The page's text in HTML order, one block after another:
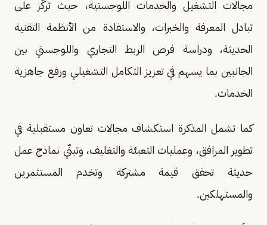
مجالات التشغيل والخدمات اللوجستية، حيث تركّز على
تبادل المعرفة والخبرات، والاستفادة من الأنظمة التقنية
الحديثة، ودراسة فرص الربط التجاري واللوجستي بين
الجانبين بما يسهم في تعزيز التكامل التشغيلي ورفع جاهزية
الخدمات.
كما تشمل المذكرة استكشاف مجالات تعاون مستقبلية في
تطوير المرافق، وعمليات التعبئة والتغليف، وتبنّي نماذج عمل
حديثة تحقق قيمة مشتركة وتخدم المستثمرين
والمستهلكين.